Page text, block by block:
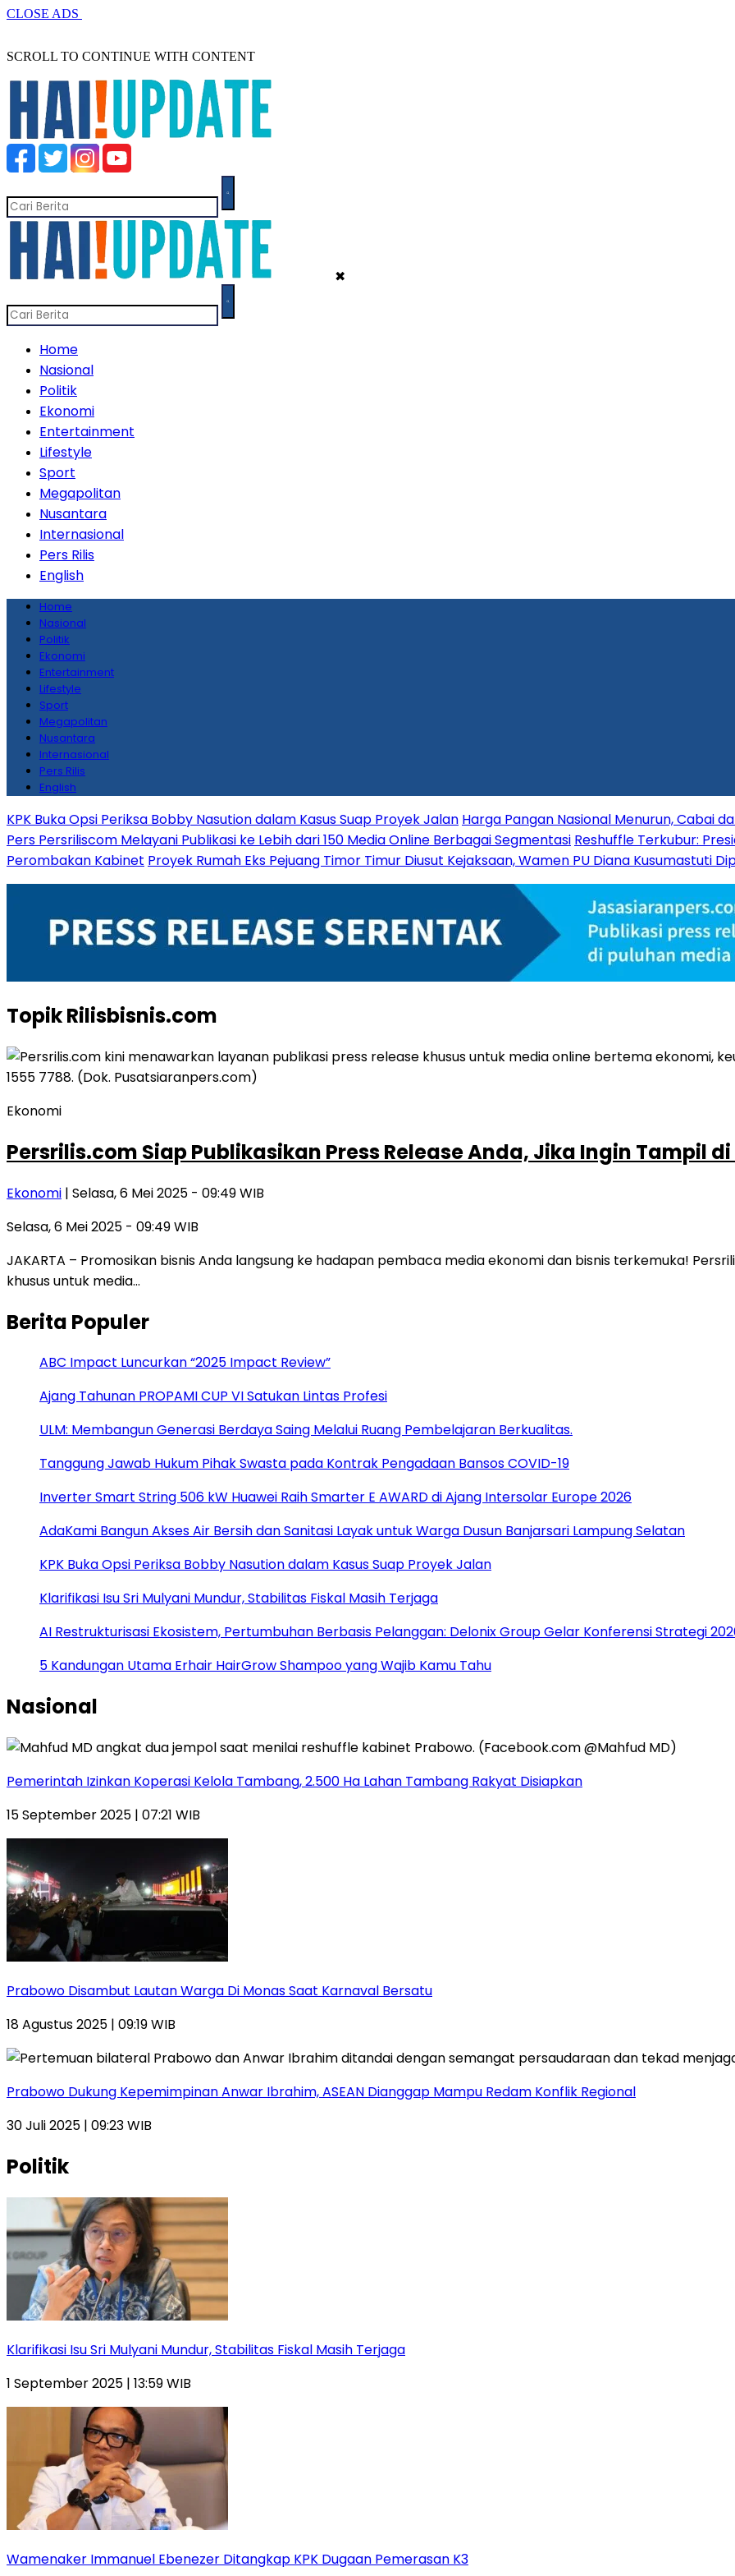
CLOSE ADS
SCROLL TO CONTINUE WITH CONTENT
✖
Home
Nasional
Politik
Ekonomi
Entertainment
Lifestyle
Sport
Megapolitan
Nusantara
Internasional
Pers Rilis
English
Home
Nasional
Politik
Ekonomi
Entertainment
Lifestyle
Sport
Megapolitan
Nusantara
Internasional
Pers Rilis
English
KPK Buka Opsi Periksa Bobby Nasution dalam Kasus Suap Proyek Jalan Harga Pangan Nasional Menurun, Cabai
Pers Persriliscom Melayani Publikasi ke Lebih dari 150 Media Online Berbagai Segmentasi Reshuffle Terkubur:
Perombakan Kabinet Proyek Rumah Eks Pejuang Timor Timur Diusut Kejaksaan, Wamen PU Diana Kusumastuti
TopikRilisbisnis.com
Ekonomi
Persrilis.com Siap Publikasikan Press Release Anda, Jika Ingin Tampil
Ekonomi | Selasa, 6 Mei 2025 - 09:49 WIB
Selasa, 6 Mei 2025 - 09:49 WIB
JAKARTA – Promosikan bisnis Anda langsung ke hadapan pembaca media ekonomi dan bisnis terkemuka!
khusus untuk media…
Berita Populer
ABC Impact Luncurkan “2025 Impact Review”
Ajang Tahunan PROPAMI CUP VI Satukan Lintas Profesi
ULM: Membangun Generasi Berdaya Saing Melalui Ruang Pembelajaran Berkualitas.
Tanggung Jawab Hukum Pihak Swasta pada Kontrak Pengadaan Bansos COVID-19
Inverter Smart String 506 kW Huawei Raih Smarter E AWARD di Ajang Intersolar Europe 2026
AdaKami Bangun Akses Air Bersih dan Sanitasi Layak untuk Warga Dusun Banjarsari Lampung Selatan
KPK Buka Opsi Periksa Bobby Nasution dalam Kasus Suap Proyek Jalan
Klarifikasi Isu Sri Mulyani Mundur, Stabilitas Fiskal Masih Terjaga
AI Restrukturisasi Ekosistem, Pertumbuhan Berbasis Pelanggan: Delonix Group Gelar Konferensi Strategi
5 Kandungan Utama Erhair HairGrow Shampoo yang Wajib Kamu Tahu
Nasional
Pemerintah Izinkan Koperasi Kelola Tambang, 2.500 Ha Lahan Tambang Rakyat Disiapkan
15 September 2025 | 07:21 WIB
Prabowo Disambut Lautan Warga Di Monas Saat Karnaval Bersatu
18 Agustus 2025 | 09:19 WIB
Prabowo Dukung Kepemimpinan Anwar Ibrahim, ASEAN Dianggap Mampu Redam Konflik Regional
30 Juli 2025 | 09:23 WIB
Politik
Klarifikasi Isu Sri Mulyani Mundur, Stabilitas Fiskal Masih Terjaga
1 September 2025 | 13:59 WIB
Wamenaker Immanuel Ebenezer Ditangkap KPK Dugaan Pemerasan K3